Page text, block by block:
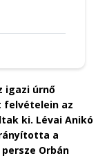
igazi úrnő
felvételein az
ki. Lévai Anikó
a
Orbán